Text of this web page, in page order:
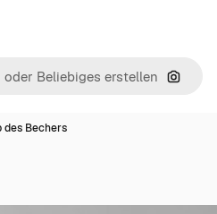
Nach
des Bechers